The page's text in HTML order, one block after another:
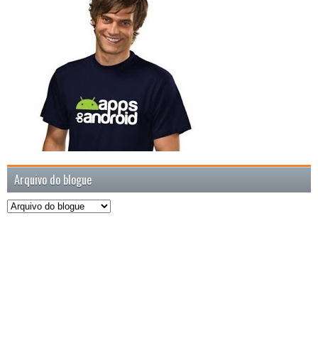
Arquivo do blogue